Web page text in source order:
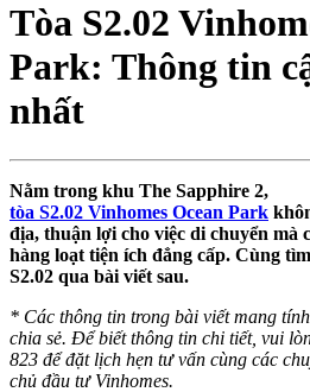
Tòa S2.02
Park: Thông tin
nhất
Nằm trong khu The Sapphire 2,
tòa S2.02 Vinhomes Ocean Park
địa, thuận lợi cho việc di chuyển mà
hàng loạt tiện ích đẳng cấp. Cùng
S2.02 qua bài viết sau.
* Các thông tin trong bài viết mang
chia sẻ. Để biết thông tin chi tiết, vui
823 để đặt lịch hẹn tư vấn cùng các
chủ đầu tư Vinhomes.